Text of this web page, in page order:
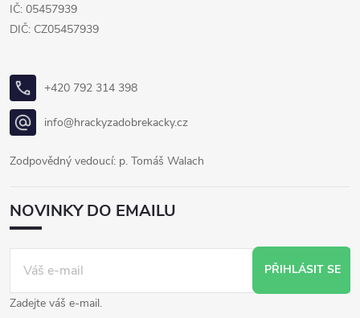
IČ: 05457939
DIČ: CZ05457939
+420 792 314 398
info@hrackyzadobrekacky.cz
Zodpovědný vedoucí: p. Tomáš Walach
NOVINKY DO EMAILU
PŘIHLÁSIT SE
Zadejte váš e-mail.